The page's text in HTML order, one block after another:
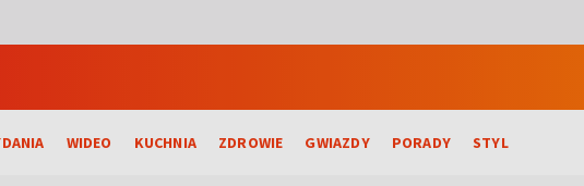
WIDEO KUCHNIA ZDROWIE GWIAZDY PORADY STYL